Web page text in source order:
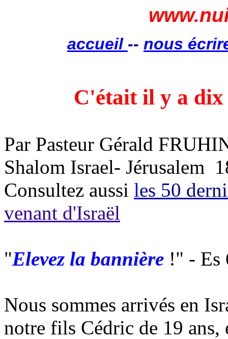
accueil -- nous
C'était il y a dix
Par Pasteur Gérald
Shalom Israel- Jérusalem
Consultez aussi les 50
venant d'Israël
"Elevez la bannière !" - Es
Nous sommes arrivés en
notre fils Cédric de 19 ans,